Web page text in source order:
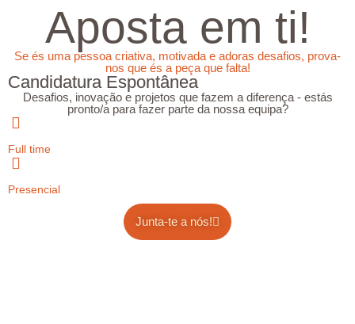
Aposta em ti!
Se és uma pessoa criativa, motivada e adoras desafios, prova-
nos que és a peça que falta!
Candidatura Espontânea
Desafios, inovação e projetos que fazem a diferença - estás
pronto/a para fazer parte da nossa equipa?
Full time
Presencial
Junta-te a nós!